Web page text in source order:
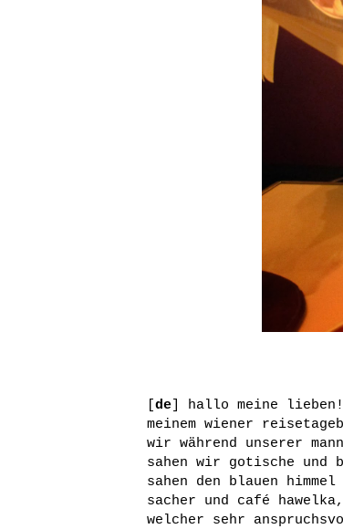
[de] hallo meine lieben!
meinem wiener
wir während unserer
sahen wir gotische und
sahen den blauen
sacher und café
welcher sehr